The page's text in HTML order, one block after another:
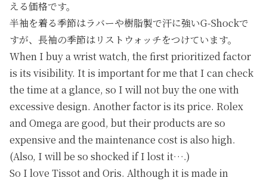
える価格です。
半袖を着る季節はラバーや樹脂製で汗に強いG-Shockで
すが、長袖の季節はリストウォッチをつけています。
When I buy a wrist watch, the first prioritized factor
is its visibility. It is important for me that I can check
the time at a glance, so I will not buy the one with
excessive design. Another factor is its price. Rolex
and Omega are good, but their products are so
expensive and the maintenance cost is also high.
(Also, I will be so shocked if I lost it….)
So I love Tissot and Oris. Although it is made in